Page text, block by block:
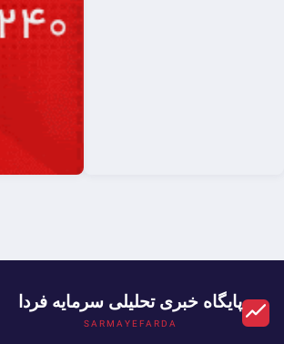
پایگاه خبری تحلیلی سرمایه فردا
SARMAYEFARDA